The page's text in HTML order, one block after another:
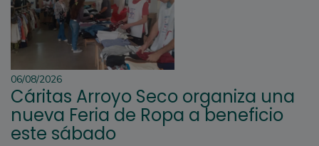
06/08/2026
Cáritas Arroyo Seco organiza una
nueva Feria de Ropa a beneficio
este sábado